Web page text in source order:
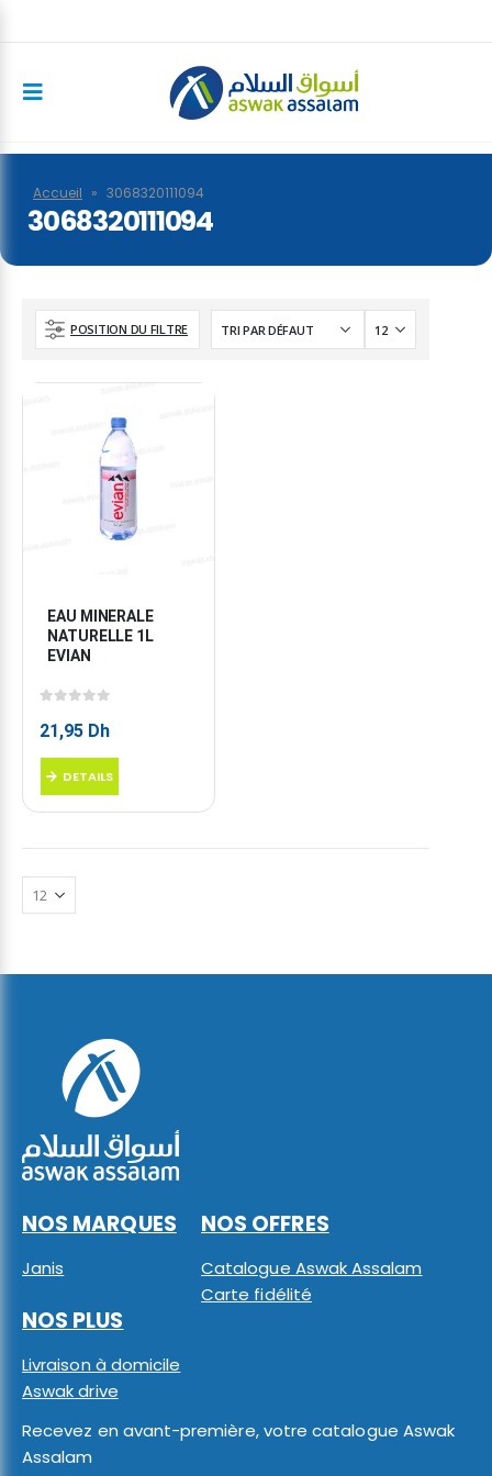
Accueil » 3068320111094
3068320111094
POSITION DU FILTRE
EAU MINERALE
NATURELLE 1L
EVIAN
21,95 Dh
DETAILS
NOS MARQUES
Janis
NOS OFFRES
Catalogue Aswak Assalam
Carte fidélité
NOS PLUS
Livraison à domicile
Aswak drive
Recevez en avant-première, votre catalogue Aswak
Assalam